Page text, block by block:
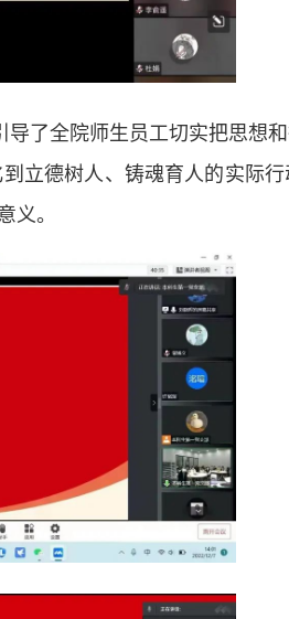
了全院师生员工切实把思想
立德树人、铸魂育人的实际
义。